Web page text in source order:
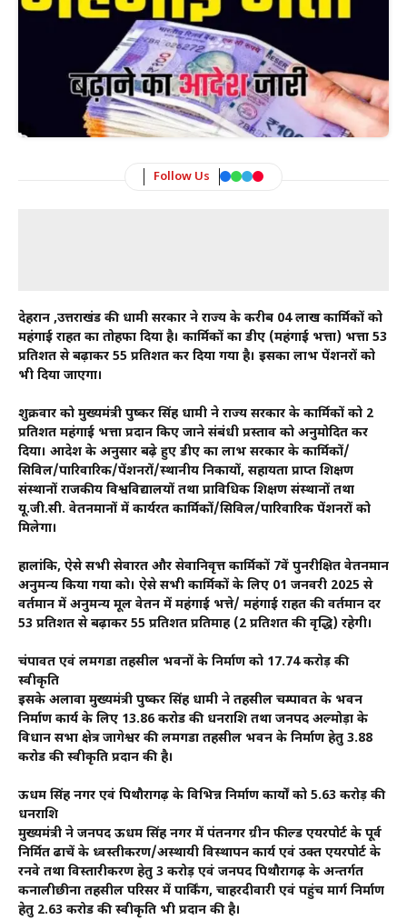
Follow Us
देहरादून ,उत्तराखंड की धामी सरकार ने राज्य के करीब 04 लाख कार्मिकों को
महंगाई राहत का तोहफा दिया है। कार्मिकों का डीए (महंगाई भत्ता) भत्ता 53
प्रतिशत से बढ़ाकर 55 प्रतिशत कर दिया गया है। इसका लाभ पेंशनरों को
भी दिया जाएगा।
शुक्रवार को मुख्यमंत्री पुष्कर सिंह धामी ने राज्य सरकार के कार्मिकों को 2
प्रतिशत महंगाई भत्ता प्रदान किए जाने संबंधी प्रस्ताव को अनुमोदित कर
दिया। आदेश के अनुसार बढ़े हुए डीए का लाभ सरकार के कार्मिकों/
सिविल/पारिवारिक/पेंशनरों/स्थानीय निकायों, सहायता प्राप्त शिक्षण
संस्थानों राजकीय विश्वविद्यालयों तथा प्राविधिक शिक्षण संस्थानों तथा
यू.जी.सी. वेतनमानों में कार्यरत कार्मिकों/सिविल/पारिवारिक पेंशनरों को
मिलेगा।
हालांकि, ऐसे सभी सेवारत और सेवानिवृत्त कार्मिकों 7वें पुनरीक्षित वेतनमान
अनुमन्य किया गया को। ऐसे सभी कार्मिकों के लिए 01 जनवरी 2025 से
वर्तमान में अनुमन्य मूल वेतन में महंगाई भत्ते/ महंगाई राहत की वर्तमान दर
53 प्रतिशत से बढ़ाकर 55 प्रतिशत प्रतिमाह (2 प्रतिशत की वृद्धि) रहेगी।
चंपावत एवं लमगडा तहसील भवनों के निर्माण को 17.74 करोड़ की
स्वीकृति
इसके अलावा मुख्यमंत्री पुष्कर सिंह धामी ने तहसील चम्पावत के भवन
निर्माण कार्य के लिए 13.86 करोड की धनराशि तथा जनपद अल्मोड़ा के
विधान सभा क्षेत्र जागेश्वर की लमगडा तहसील भवन के निर्माण हेतु 3.88
करोड की स्वीकृति प्रदान की है।
ऊधम सिंह नगर एवं पिथौरागढ़ के विभिन्न निर्माण कार्यों को 5.63 करोड़ की
धनराशि
मुख्यमंत्री ने जनपद ऊधम सिंह नगर में पंतनगर ग्रीन फील्ड एयरपोर्ट के पूर्व
निर्मित ढाचें के ध्वस्तीकरण/अस्थायी विस्थापन कार्य एवं उक्त एयरपोर्ट के
रनवे तथा विस्तारीकरण हेतु 3 करोड़ एवं जनपद पिथौरागढ़ के अन्तर्गत
कनालीछीना तहसील परिसर में पार्किंग, चाहरदीवारी एवं पहुंच मार्ग निर्माण
हेतु 2.63 करोड की स्वीकृति भी प्रदान की है।